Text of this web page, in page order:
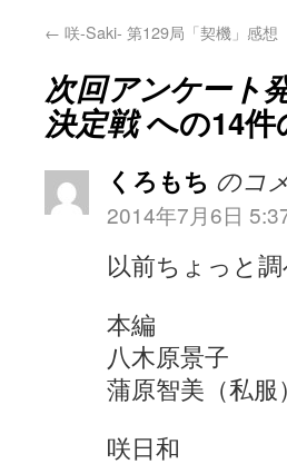
← 咲-Saki- 第129局「契機」感想
次回アンケート
決定戦への14件
くろもち のコ
2014年7月6日
以前ちょっと
本編
八木原景子
蒲原智美（私服
咲日和